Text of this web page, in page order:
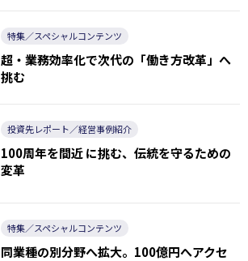
特集／スペシャルコンテンツ
超・業務効率化で次代の「働き方改革」へ
挑む
投資先レポート／経営事例紹介
100周年を間近 に挑む、伝統を守るための
変革
特集／スペシャルコンテンツ
同業種の別分野へ拡大。100億円へアクセ